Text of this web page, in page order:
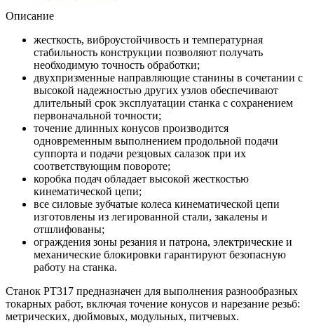
Описание
жесткость, виброустойчивость и температурная
стабильность конструкции позволяют получать
необходимую точность обработки;
двухпризменные направляющие станины в сочетании с
высокой надежностью других узлов обеспечивают
длительный срок эксплуатации станка с сохранением
первоначальной точности;
точение длинных конусов производится
одновременным выполнением продольной подачи
суппорта и подачи резцовых салазок при их
соответствующим повороте;
коробка подач обладает высокой жесткостью
кинематической цепи;
все силовые зубчатые колеса кинематической цепи
изготовлены из легированной стали, закалены и
отшлифованы;
ограждения зоны резания и патрона, электрические и
механические блокировки гарантируют безопасную
работу на станка.
Станок РТ317 предназначен для выполнения разнообразных
токарных работ, включая точение конусов и нарезание резьб:
метрических, дюймовых, модульных, питчевых.